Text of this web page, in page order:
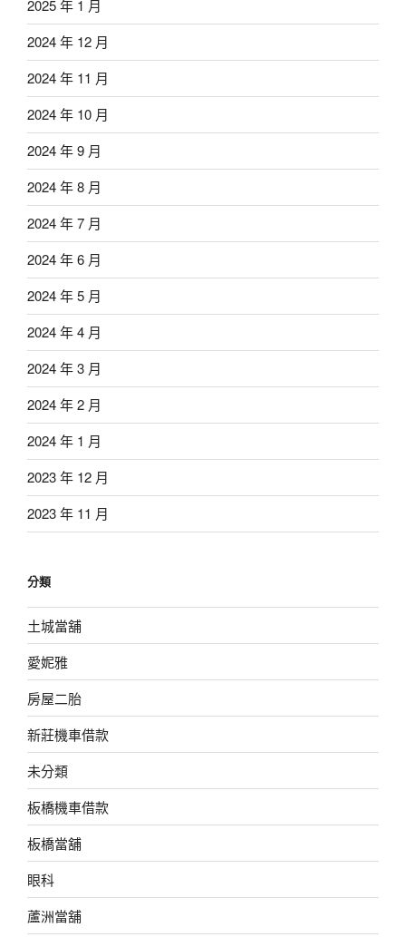
2025 年 1 月
2024 年 12 月
2024 年 11 月
2024 年 10 月
2024 年 9 月
2024 年 8 月
2024 年 7 月
2024 年 6 月
2024 年 5 月
2024 年 4 月
2024 年 3 月
2024 年 2 月
2024 年 1 月
2023 年 12 月
2023 年 11 月
分類
土城當舖
愛妮雅
房屋二胎
新莊機車借款
未分類
板橋機車借款
板橋當舖
眼科
蘆洲當舖